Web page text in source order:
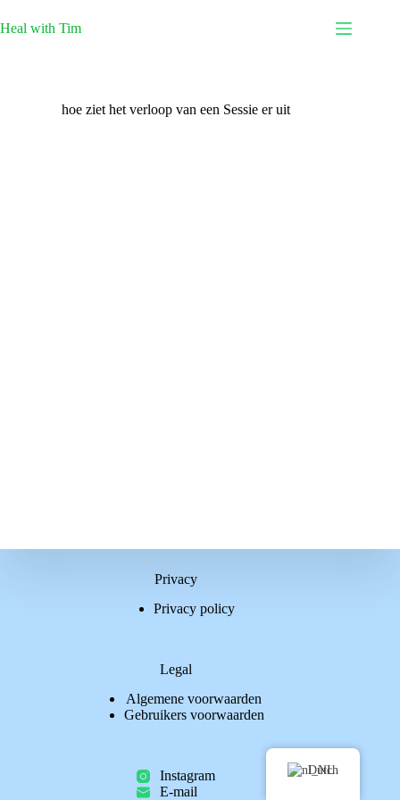
naar
Heal with Tim
hoe ziet het verloop van een Sessie er uit
Privacy
Privacy policy
Legal
Algemene voorwaarden
Gebruikers voorwaarden
Instagram
E-mail
Dutch